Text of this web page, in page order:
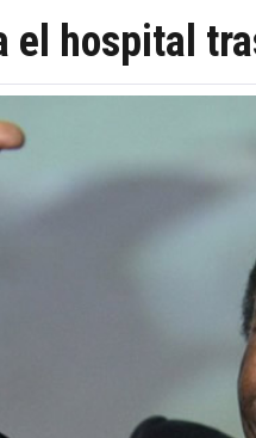
el hospital